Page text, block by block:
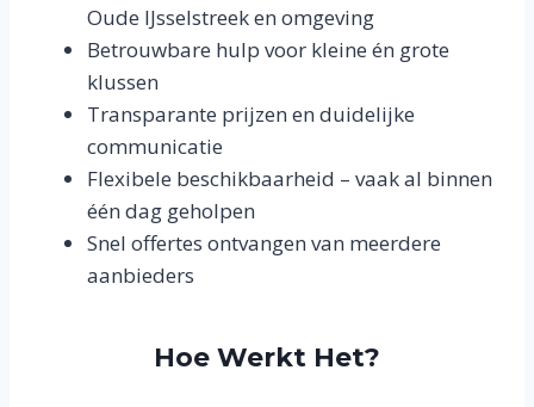
Oude IJsselstreek en omgeving
Betrouwbare hulp voor kleine én grote
klussen
Transparante prijzen en duidelijke
communicatie
Flexibele beschikbaarheid – vaak al binnen
één dag geholpen
Snel offertes ontvangen van meerdere
aanbieders
Hoe Werkt Het?